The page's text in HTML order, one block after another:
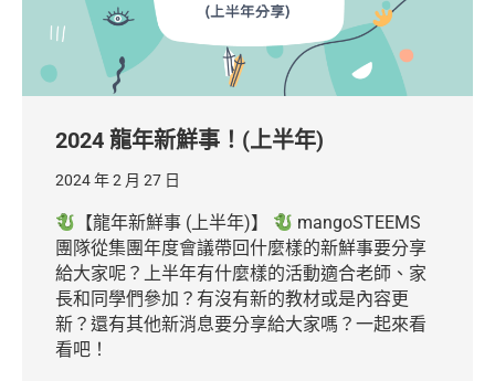
2024 龍年新鮮事！(上半年)
2024 年 2 月 27 日
【龍年新鮮事 (上半年)】
mangoSTEEMS
團隊從集團年度會議帶回什麼樣的新鮮事要分享
給大家呢？上半年有什麼樣的活動適合老師、家
長和同學們參加？有沒有新的教材或是內容更
新？還有其他新消息要分享給大家嗎？一起來看
看吧！